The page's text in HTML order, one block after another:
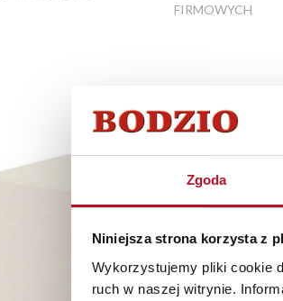
Zgoda
Niniejsza strona korzysta z
Wykorzystujemy pliki cookie
ruch w naszej witrynie.
FIRMOWYCH